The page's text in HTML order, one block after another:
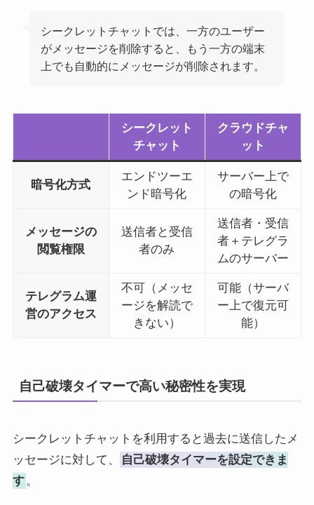
シークレットチャットでは、一方のユーザー
がメッセージを削除すると、もう一方の端末
上でも自動的にメッセージが削除されます。
シークレット
チャット
クラウドチャ
ット
暗号化方式
エンドツーエ
ンド暗号化
サーバー上で
の暗号化
メッセージの
閲覧権限
送信者と受信
者のみ
送信者・受信
者＋テレグラ
ムのサーバー
テレグラム運
営のアクセス
不可（メッセ
ージを解読で
きない）
可能（サーバ
ー上で復元可
能）
自己破壊タイマーで高い秘密性を実現
シークレットチャットを利用すると過去に送信したメ
ッセージに対して、
自己破壊タイマーを設定できま
す 。